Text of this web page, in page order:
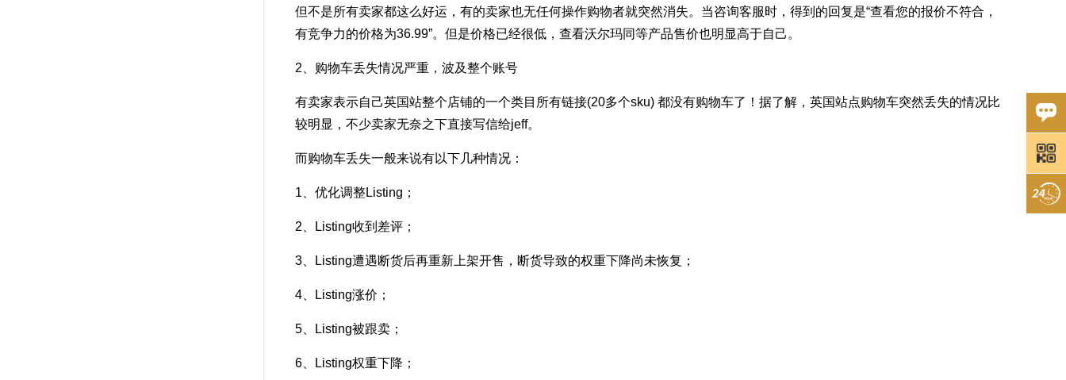
但不是所有卖家都这么好运，有的卖家也无任何操作购物者就突然消失。当咨询客服时，得到的回复是“查看您的报价不符合，
有竞争力的价格为36.99”。但是价格已经很低，查看沃尔玛同等产品售价也明显高于自己。
2、购物车丢失情况严重，波及整个账号
有卖家表示自己英国站整个店铺的一个类目所有链接(20多个sku) 都没有购物车了！据了解，英国站点购物车突然丢失的情况比
较明显，不少卖家无奈之下直接写信给jeff。
而购物车丢失一般来说有以下几种情况：
1、优化调整Listing；
2、Listing收到差评；
3、Listing遭遇断货后再重新上架开售，断货导致的权重下降尚未恢复；
4、Listing涨价；
5、Listing被跟卖；
6、Listing权重下降；